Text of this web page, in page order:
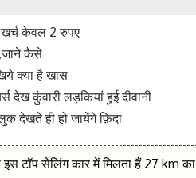
केवल 2 रुपए
कैसे
क्या है खास
कुंवारी लड़कियां हुई दीवानी
देखते ही हो जायेंगे फ़िदा
टॉप सेलिंग कार में मिलता हैं 27 km का